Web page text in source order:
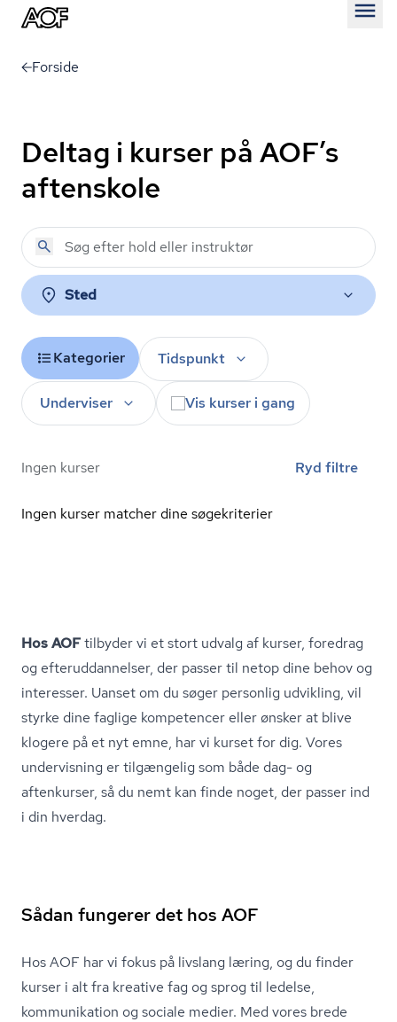
Forside
Deltag i kurser på AOF’s
aftenskole
Sted
Kategorier Tidspunkt
Underviser Vis kurser i gang
Ingen kurser Ryd filtre
Ingen kurser matcher dine søgekriterier
Hos AOFtilbyder vi et stort udvalg af kurser, foredrag
og ef­ter­ud­dan­nel­ser, der passer til netop dine behov og
interesser. Uanset om du søger personlig udvikling, vil
styrke dine faglige kompetencer eller ønsker at blive
klogere på et nyt emne, har vi kurset for dig. Vores
undervisning er tilgængelig som både dag- og
aftenkurser, så du nemt kan finde noget, der passer ind
i din hverdag.
Sådan fungerer det hos AOF
Hos AOF har vi fokus på livslang læring, og du finder
kurser i alt fra kreative fag og sprog til ledelse,
kommunikation og sociale medier. Med vores brede